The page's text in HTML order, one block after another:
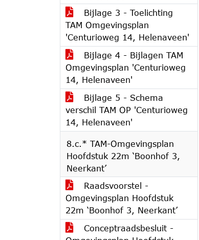
Bijlage 3 - Toelichting
TAM Omgevingsplan
'Centurioweg 14, Helenaveen'
Bijlage 4 - Bijlagen TAM
Omgevingsplan 'Centurioweg
14, Helenaveen'
Bijlage 5 - Schema
verschil TAM OP 'Centurioweg
14, Helenaveen'
8.c.* TAM-Omgevingsplan
Hoofdstuk 22m ‘Boonhof 3,
Neerkant’
Raadsvoorstel -
Omgevingsplan Hoofdstuk
22m ‘Boonhof 3, Neerkant’
Conceptraadsbesluit -